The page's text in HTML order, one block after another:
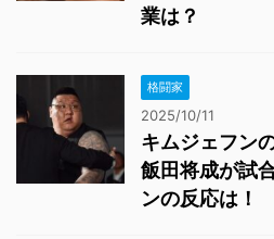
業は？
格闘家
2025/10/11
キムジェフン
飯田将成が試
ンの反応は！